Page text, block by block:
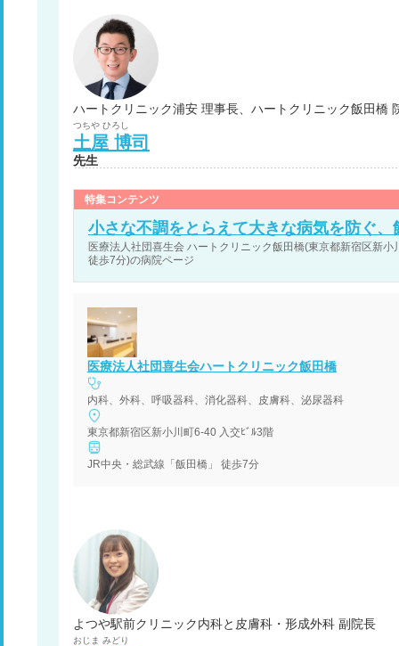
ハートクリニック浦安 理事長、ハートクリニック飯田橋
つちや ひろし
土屋 博司
先生
特集コンテンツ
小さな不調をとらえて大きな病気を防ぐ
医療法人社団喜生会 ハートクリニック飯田橋(東京都新宿区新
徒歩7分)の病院ページ
医療法人社団喜生会ハートクリニック飯田橋
内科、外科、呼吸器科、消化器科、皮膚科、泌尿器科
東京都新宿区新小川町6-40 入交ﾋﾞﾙ3階
JR中央・総武線「飯田橋」 徒歩7分
よつや駅前クリニック内科と皮膚科・形成外科 副院長
おじま みどり